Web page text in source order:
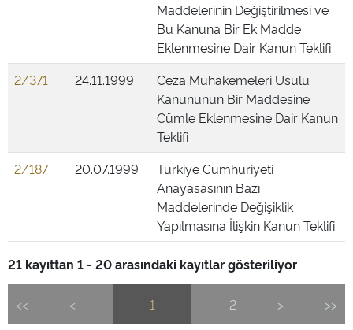
Maddelerinin Değiştirilmesi ve
Bu Kanuna Bir Ek Madde
Eklenmesine Dair Kanun Teklifi
2/371
24.11.1999
Ceza Muhakemeleri Usulü
Kanununun Bir Maddesine
Cümle Eklenmesine Dair Kanun
Teklifi
2/187
20.07.1999
Türkiye Cumhuriyeti
Anayasasının Bazı
Maddelerinde Değişiklik
Yapılmasına İlişkin Kanun Teklifi.
21 kayıttan 1 - 20 arasındaki kayıtlar gösteriliyor
<< < 1 2 > >>